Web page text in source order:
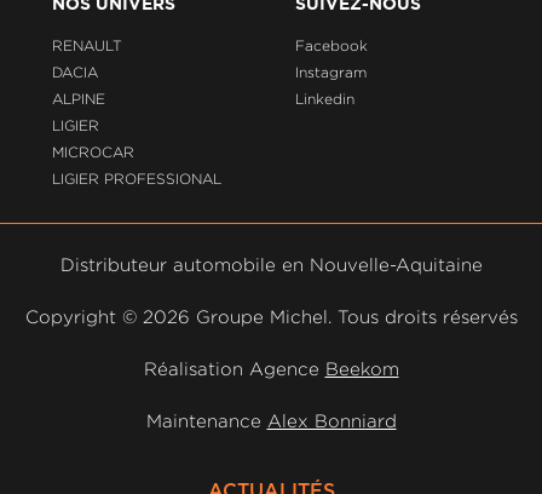
NOS UNIVERS
RENAULT
DACIA
ALPINE
LIGIER
MICROCAR
LIGIER PROFESSIONAL
SUIVEZ-NOUS
Facebook
Instagram
Linkedin
Distributeur automobile en Nouvelle-Aquitaine
Copyright © 2026 Groupe Michel. Tous droits réservés
Réalisation Agence Beekom
Maintenance Alex Bonniard